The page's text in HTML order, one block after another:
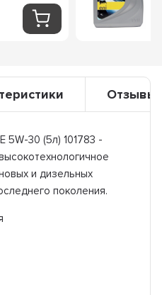
Отзывы
5W-30 (5л) 101783 -
и дизельных
поколения.